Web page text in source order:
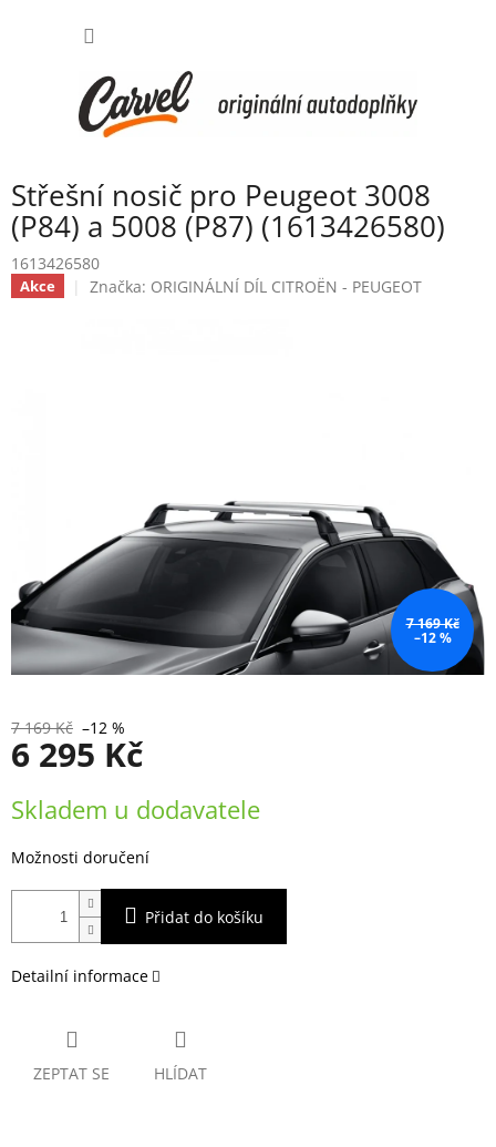
Střešní nosič pro Peugeot 3008
(P84) a 5008 (P87) (1613426580)
1613426580
Akce Značka: ORIGINÁLNÍ DÍL CITROËN - PEUGEOT
7 169 Kč
–12 %
7 169 Kč –12 %
6 295 Kč
cena:
Skladem u dodavatele
Možnosti doručení
Přidat do košíku
Detailní informace
ZEPTAT SE HLÍDAT